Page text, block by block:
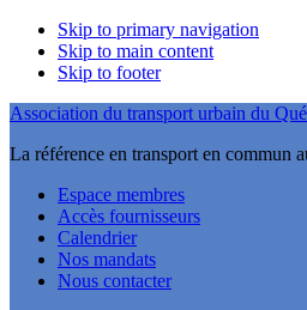
Skip to primary navigation
Skip to main content
Skip to footer
Association du transport urbain du
La référence en transport en commun
Espace membres
Accès fournisseurs
Calendrier
Nos mandats
Nous contacter